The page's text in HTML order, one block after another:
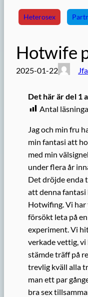
Heterosex
Hotwife
2025-01-22
Det här är del 1
Antal
Jag och min fru
min fantasi att
med min
under flera år
Det dröjde enda
att denna
Hotwifing. Vi har
försökt leta på
experiment. Vi
verkade vettig, vi
stämde träff på
trevlig kväll alla
man ett par
bra sex